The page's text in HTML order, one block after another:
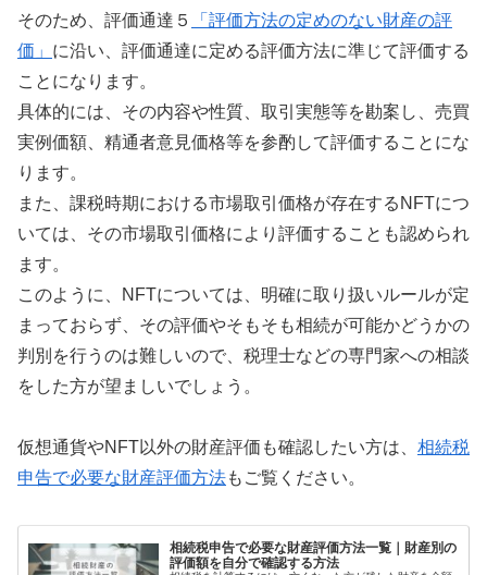
そのため、評価通達５
「評価方法の定めのない財産の評
価」 に沿い、評価通達に定める評価方法に準じて評価する
ことになります。
具体的には、その内容や性質、取引実態等を勘案し、売買
実例価額、精通者意見価格等を参酌して評価することにな
ります。
また、課税時期における市場取引価格が存在するNFTにつ
いては、その市場取引価格により評価することも認められ
ます。
このように、NFTについては、明確に取り扱いルールが定
まっておらず、その評価やそもそも相続が可能かどうかの
判別を行うのは難しいので、税理士などの専門家への相談
をした方が望ましいでしょう。
仮想通貨やNFT以外の財産評価も確認したい方は、 相続税
申告で必要な財産評価方法もご覧ください。
相続税申告で必要な財産評価方法一覧｜財産別の
評価額を自分で確認する方法